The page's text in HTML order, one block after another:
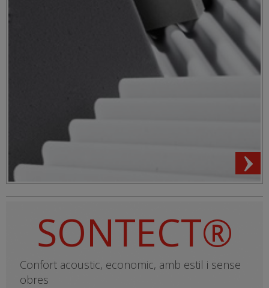
SONTECT®
Confort acoustic, economic, amb estil i sense
obres